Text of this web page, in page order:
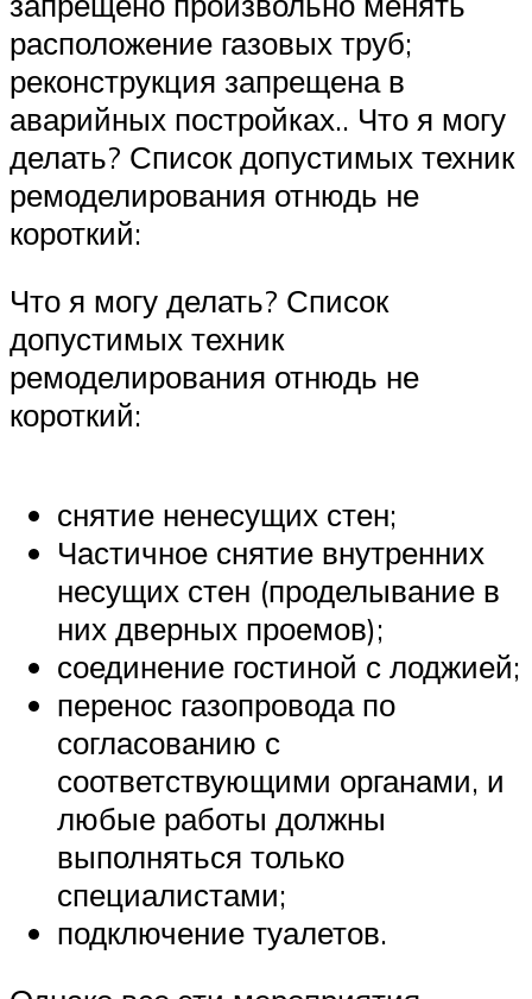
расположение газовых труб;
реконструкция запрещена в
аварийных постройках.. Что я могу
делать? Список допустимых техник
ремоделирования отнюдь не
короткий:
Что я могу делать? Список
допустимых техник
ремоделирования отнюдь не
короткий:
снятие ненесущих стен;
Частичное снятие внутренних
несущих стен (проделывание в
них дверных проемов);
соединение гостиной с лоджией;
перенос газопровода по
согласованию с
соответствующими органами, и
любые работы должны
выполняться только
специалистами;
подключение туалетов.